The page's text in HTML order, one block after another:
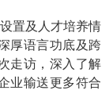
置及人才培养情
厚语言功底及跨
走访，深入了解
业输送更多符合